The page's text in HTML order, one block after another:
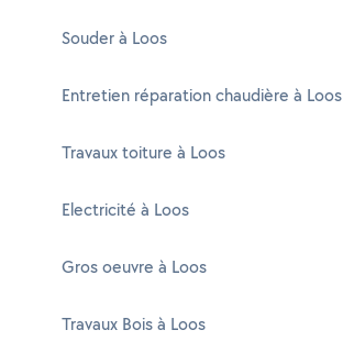
Souder à Loos
Entretien réparation chaudière à Loos
Travaux toiture à Loos
Electricité à Loos
Gros oeuvre à Loos
Travaux Bois à Loos